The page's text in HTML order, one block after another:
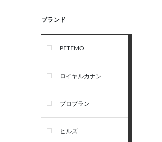
首輪・ハーネス(胴輪)・リー
イ・ウェット）
ブランド
PETEMO
ロイヤルカナン
プロプラン
ヒルズ